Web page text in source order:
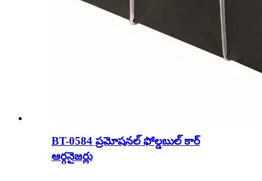
BT-0584 ప్రమోషనల్ ఫోల్డబుల్ కార్
ఆర్గనైజర్లు